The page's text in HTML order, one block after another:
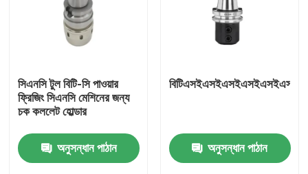
সিএনসি টুল বিটি-সি পাওয়ার
ফ্রিজিং সিএনসি মেশিনের জন্য
চক কললেট হোল্ডার
অনুসন্ধান পাঠান অনুসন্ধান পাঠান